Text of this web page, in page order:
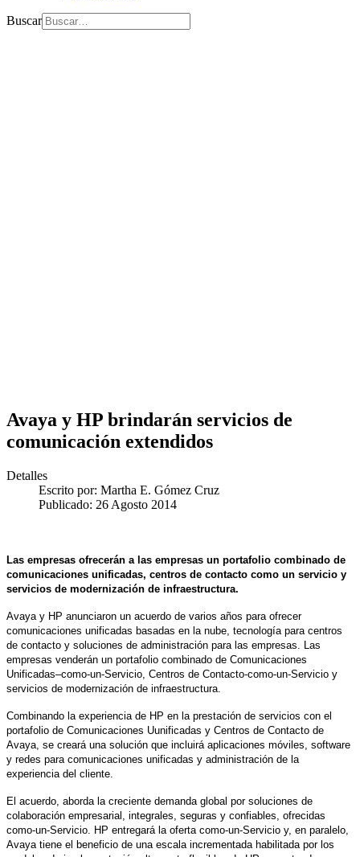
Buscar
Avaya y HP brindarán servicios de
comunicación extendidos
Detalles
Escrito por: Martha E. Gómez Cruz
Publicado: 26 Agosto 2014
Las empresas ofrecerán a las empresas un portafolio combinado de
comunicaciones unificadas, centros de contacto como un servicio y
servicios de modernización de infraestructura.
Avaya y HP anunciaron un acuerdo de varios años para ofrecer
comunicaciones unificadas basadas en la nube, tecnología para centros
de contacto y soluciones de administración para las empresas. Las
empresas venderán un portafolio combinado de Comunicaciones
Unificadas–como-un-Servicio, Centros de Contacto-como-un-Servicio y
servicios de modernización de infraestructura.
Combinando la experiencia de HP en la prestación de servicios con el
portafolio de Comunicaciones Uunificadas y Centros de Contacto de
Avaya, se creará una solución que incluirá aplicaciones móviles, software
y redes para comunicaciones unificadas y administración de la
experiencia del cliente.
El acuerdo, aborda la creciente demanda global por soluciones de
colaboración empresarial, integrales, seguras y confiables, ofrecidas
como-un-Servicio. HP entregará la oferta como-un-Servicio y, en paralelo,
Avaya tiene el beneficio de una escala incrementada habilitada por los